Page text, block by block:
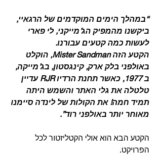
“במהלך הימים המוקדמים של הרגאיי,
ביקשנו מהמפיק הג’מייקני, לי פארי
לעשות כמה קטעים עבורנו.
הקטע הזה Mister Sandman, הוקלט
באולפני בלק ארק, קינגסטון, בג’מייקה,
ב 1977, כאשר תחנת הרדיו RJR עדיין
טלטלה את גלי האתר והשמש היתה
תמיד חמה! את הקולות של לינדה סיימנו
מאוחר יותר באולפני רוד”.
הקטע הבא הוא אולי הקטליזטור לכל
הפרויקט.